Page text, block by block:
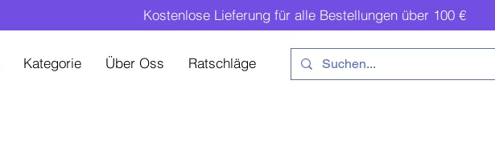
Kostenlose Lieferung für alle Bestellungen über 100 €
Kategorie Über Oss Ratschläge